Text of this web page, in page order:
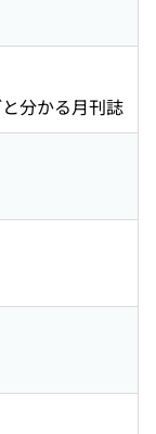
分かる月刊誌